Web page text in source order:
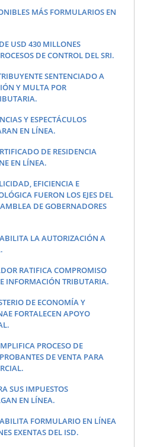
MÁS FORMULARIOS EN
USD 430 MILLONES
DE CONTROL DEL SRI.
SENTENCIADO A
Y MULTA POR
Y ESPECTÁCULOS
EN LÍNEA.
DE RESIDENCIA
EN LÍNEA.
EFICIENCIA E
FUERON LOS EJES DEL
DE GOBERNADORES
LA AUTORIZACIÓN A
RATIFICA COMPROMISO
INFORMACIÓN TRIBUTARIA.
DE ECONOMÍA Y
FORTALECEN APOYO
PROCESO DE
DE VENTA PARA
SUS IMPUESTOS
EN LÍNEA.
FORMULARIO EN LÍNEA
EXENTAS DEL ISD.